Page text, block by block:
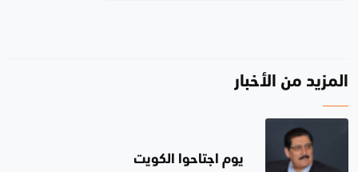
المزيد من الأخبار
يوم اجتاحوا الكويت